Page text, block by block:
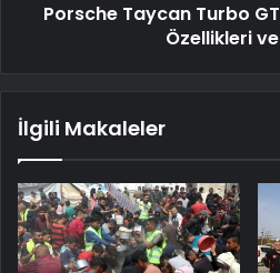
Porsche Taycan Turbo
Özellikleri
İlgili Makaleler